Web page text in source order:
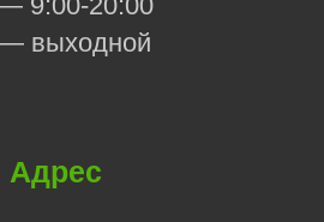
выходной
Адрес